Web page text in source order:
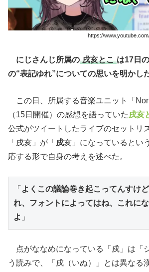
https://
にじさんじ所属の 戌亥とこ は17日
の“表記ゆれ”についての思いを明かした
この日、所属する音楽ユニット「
（15日開催）の感想を語っていた 戌亥
公式がツイートしたライブのセットリ
「戌亥」が「 戍亥」になっているとい
応する形で自身の考えを述べた。
「よくこの議論巻き起こってんすけ
れ、フォントによってはね、これに
よ 」
点がななめになっている「戍」は「
う読みで、「戌（いぬ）」とは異なる